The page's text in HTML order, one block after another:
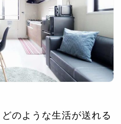
のような生活が送れる